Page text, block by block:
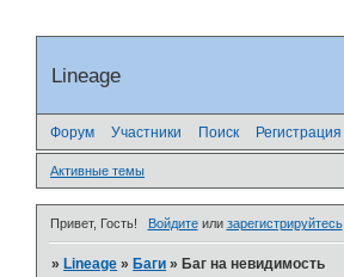
Lineage
Форум Участники Поиск Регистрация
Активные темы
Привет, Гость! Войдитеили зарегистрируйтесь.
»Lineage »Баги »Баг на невидимость